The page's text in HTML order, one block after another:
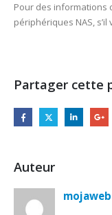
Pour des informations
périphériques NAS,
Partager cette
Auteur
mojaweb